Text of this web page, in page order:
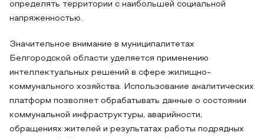
определять территории с наибольшей социальной
напряженностью.
Значительное внимание в муниципалитетах
Белгородской области уделяется применению
интеллектуальных решений в сфере жилищно-
коммунального хозяйства. Использование аналитических
платформ позволяет обрабатывать данные о состоянии
коммунальной инфраструктуры, аварийности,
обращениях жителей и результатах работы подрядных